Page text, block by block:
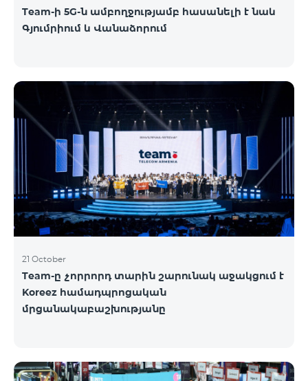
Team-ի 5G-ն ամբողջությամբ հասանելի է նաև
Գյումրիում և Վանաձորում
21 October
Team-ը չորրորդ տարին շարունակ աջակցում է
Koreez համադպրոցական
մրցանակաբաշխությանը